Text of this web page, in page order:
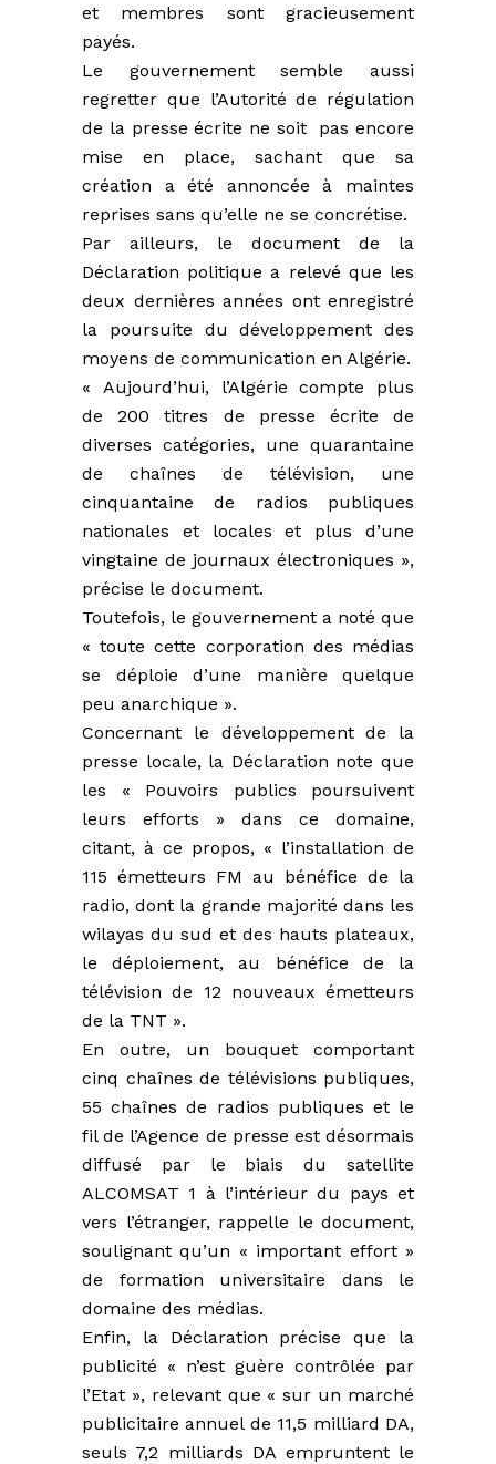
et membres sont gracieusement
payés.
Le gouvernement semble aussi
regretter que l’Autorité de régulation
de la presse écrite ne soit pas encore
mise en place, sachant que sa
création a été annoncée à maintes
reprises sans qu’elle ne se concrétise.
Par ailleurs, le document de la
Déclaration politique a relevé que les
deux dernières années ont enregistré
la poursuite du développement des
moyens de communication en Algérie.
« Aujourd’hui, l’Algérie compte plus
de 200 titres de presse écrite de
diverses catégories, une quarantaine
de chaînes de télévision, une
cinquantaine de radios publiques
nationales et locales et plus d’une
vingtaine de journaux électroniques »,
précise le document.
Toutefois, le gouvernement a noté que
« toute cette corporation des médias
se déploie d’une manière quelque
peu anarchique ».
Concernant le développement de la
presse locale, la Déclaration note que
les « Pouvoirs publics poursuivent
leurs efforts » dans ce domaine,
citant, à ce propos, « l’installation de
115 émetteurs FM au bénéfice de la
radio, dont la grande majorité dans les
wilayas du sud et des hauts plateaux,
le déploiement, au bénéfice de la
télévision de 12 nouveaux émetteurs
de la TNT ».
En outre, un bouquet comportant
cinq chaînes de télévisions publiques,
55 chaînes de radios publiques et le
fil de l’Agence de presse est désormais
diffusé par le biais du satellite
ALCOMSAT 1 à l’intérieur du pays et
vers l’étranger, rappelle le document,
soulignant qu’un « important effort »
de formation universitaire dans le
domaine des médias.
Enfin, la Déclaration précise que la
publicité « n’est guère contrôlée par
l’Etat », relevant que « sur un marché
publicitaire annuel de 11,5 milliard DA,
seuls 7,2 milliards DA empruntent le